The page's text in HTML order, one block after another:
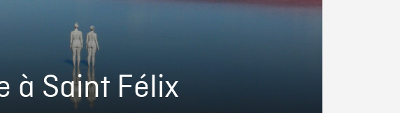
à Saint Félix